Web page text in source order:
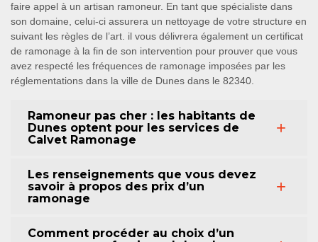
faire appel à un artisan ramoneur. En tant que spécialiste dans
son domaine, celui-ci assurera un nettoyage de votre structure en
suivant les règles de l’art. il vous délivrera également un certificat
de ramonage à la fin de son intervention pour prouver que vous
avez respecté les fréquences de ramonage imposées par les
réglementations dans la ville de Dunes dans le 82340.
Ramoneur pas cher : les habitants de
Dunes optent pour les services de
Calvet Ramonage
Les renseignements que vous devez
savoir à propos des prix d’un
ramonage
Comment procéder au choix d’un